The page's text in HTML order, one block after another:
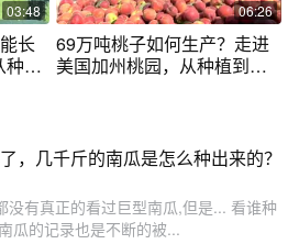
03:48
长
种子
划
06:26
69万吨桃子如何生产？走进
美国加州桃园，从种植到收
，几千斤的南瓜是怎么种出来的？
没有真正的看过巨型南瓜,但是... 看谁种
瓜的记录也是不断的被...